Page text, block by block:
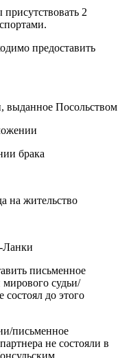
2
предоставить
выданное Посольством
брака
на жительство
Ланки
письменное
судьи/
состоял до этого
письменное
не состояли в